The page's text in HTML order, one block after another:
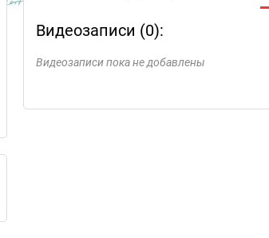
Видеозаписи (0):
Видеозаписи пока не добавлены